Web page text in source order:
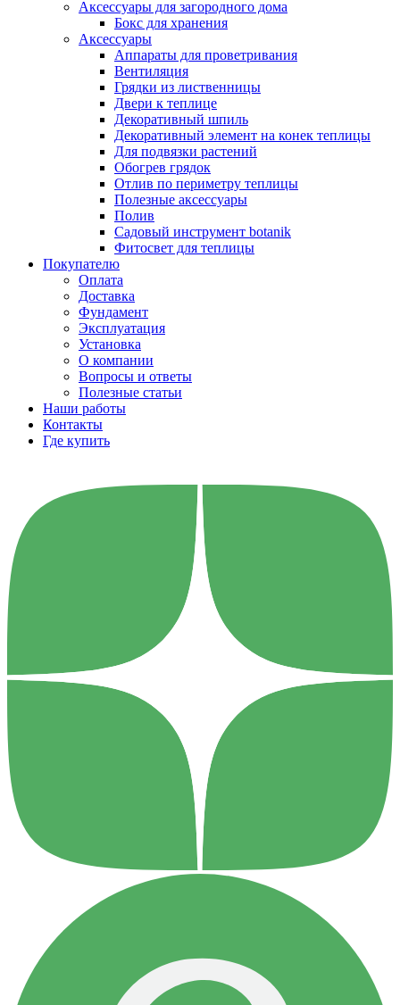
Аксессуары для загородного дома
Бокс для хранения
Аксессуары
Аппараты для проветривания
Вентиляция
Грядки из лиственницы
Двери к теплице
Декоративный шпиль
Декоративный элемент на конек теплицы
Для подвязки растений
Обогрев грядок
Отлив по периметру теплицы
Полезные аксессуары
Полив
Садовый инструмент botanik
Фитосвет для теплицы
Покупателю
Оплата
Доставка
Фундамент
Эксплуатация
Установка
О компании
Вопросы и ответы
Полезные статьи
Наши работы
Контакты
Где купить